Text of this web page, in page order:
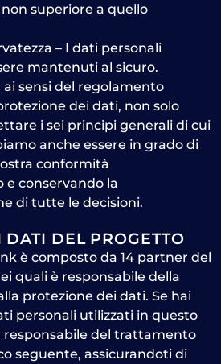
superiore a quello
– I dati personali
mantenuti al sicuro.
ai sensi del regolamento
dei dati, non solo
i sei principi generali di cui
anche essere in grado di
conformità
conservando la
di tutte le decisioni.
DEL PROGETTO
è composto da 14 partner del
quali è responsabile della
protezione dei dati. Se hai
personali utilizzati in questo
del trattamento
seguente, assicurandoti di